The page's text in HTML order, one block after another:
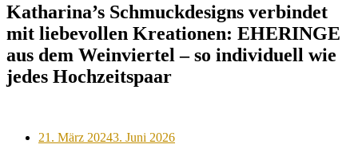
Katharina’s Schmuckdesigns verbindet
mit liebevollen Kreationen: EHERINGE
aus dem Weinviertel – so individuell wie
jedes Hochzeitspaar
Posted
21. März 20243. Juni 2026